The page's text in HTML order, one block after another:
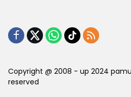
Copyright @ 2008 - up 2024
reserved